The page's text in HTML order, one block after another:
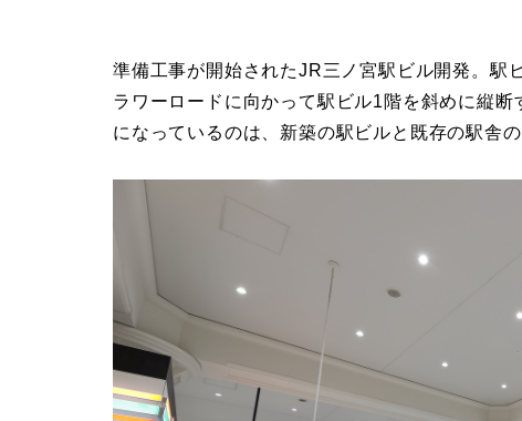
準備工事が開始されたJR三ノ宮駅ビル開発。駅
ラワーロードに向かって駅ビル1階を斜めに縦
になっているのは、新築の駅ビルと既存の駅舎